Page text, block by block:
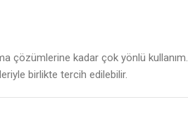
çözümlerine kadar çok yönlü kullanım.
birlikte tercih edilebilir.